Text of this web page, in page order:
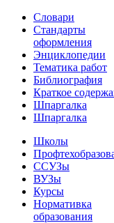
Словари
Стандарты
оформления
Энциклопедии
Тематика работ
Библиография
Краткое
Шпаргалка
Шпаргалка
Школы
ССУЗы
ВУЗы
Курсы
Нормативка
образования